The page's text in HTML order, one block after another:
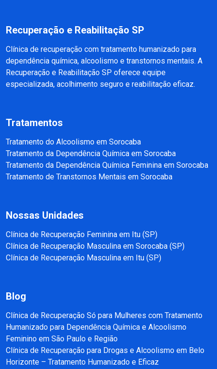
Recuperação e Reabilitação SP
Clínica de recuperação com tratamento humanizado para
dependência química, alcoolismo e transtornos mentais. A
Recuperação e Reabilitação SP oferece equipe
especializada, acolhimento seguro e reabilitação eficaz.
Tratamentos
Tratamento do Alcoolismo em Sorocaba
Tratamento da Dependência Química em Sorocaba
Tratamento da Dependência Química Feminina em Sorocaba
Tratamento de Transtornos Mentais em Sorocaba
Nossas Unidades
Clínica de Recuperação Feminina em Itu (SP)
Clínica de Recuperação Masculina em Sorocaba (SP)
Clínica de Recuperação Masculina em Itu (SP)
Blog
Clínica de Recuperação Só para Mulheres com Tratamento
Humanizado para Dependência Química e Alcoolismo
Feminino em São Paulo e Região
Clínica de Recuperação para Drogas e Alcoolismo em Belo
Horizonte – Tratamento Humanizado e Eficaz